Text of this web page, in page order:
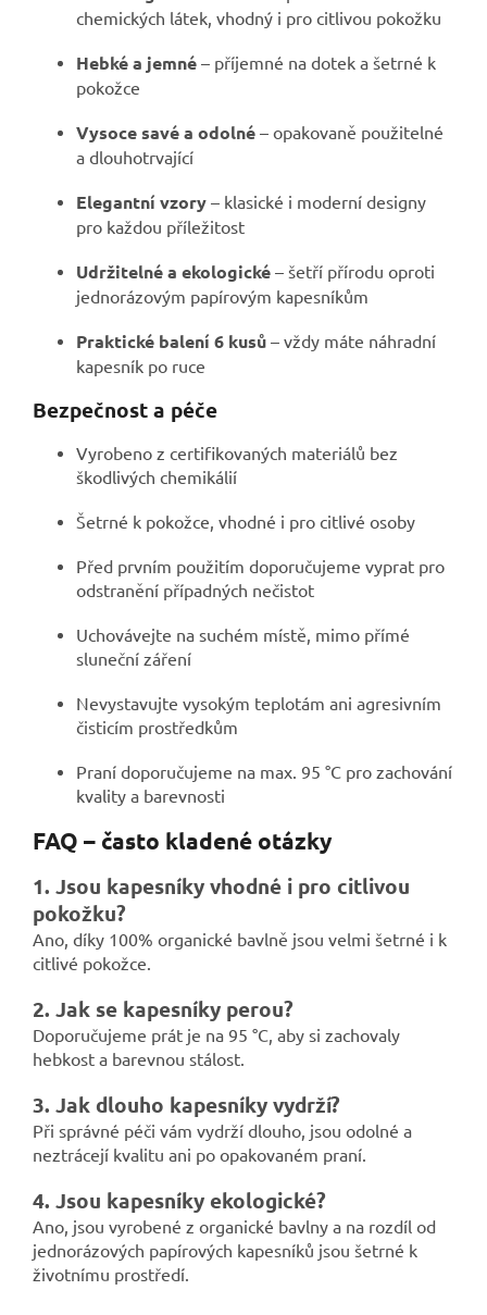
chemických látek, vhodný i pro citlivou pokožku
Hebké a jemné – příjemné na dotek a šetrné k
pokožce
Vysoce savé a odolné – opakovaně použitelné
a dlouhotrvající
Elegantní vzory – klasické i moderní designy
pro každou příležitost
Udržitelné a ekologické – šetří přírodu oproti
jednorázovým papírovým kapesníkům
Praktické balení 6 kusů – vždy máte náhradní
kapesník po ruce
Bezpečnost a péče
Vyrobeno z certifikovaných materiálů bez
škodlivých chemikálií
Šetrné k pokožce, vhodné i pro citlivé osoby
Před prvním použitím doporučujeme vyprat pro
odstranění případných nečistot
Uchovávejte na suchém místě, mimo přímé
sluneční záření
Nevystavujte vysokým teplotám ani agresivním
čisticím prostředkům
Praní doporučujeme na max. 95 °C pro zachování
kvality a barevnosti
FAQ – často kladené otázky
1. Jsou kapesníky vhodné i pro citlivou
pokožku?
Ano, díky 100% organické bavlně jsou velmi šetrné i k
citlivé pokožce.
2. Jak se kapesníky perou?
Doporučujeme prát je na 95 °C, aby si zachovaly
hebkost a barevnou stálost.
3. Jak dlouho kapesníky vydrží?
Při správné péči vám vydrží dlouho, jsou odolné a
neztrácejí kvalitu ani po opakovaném praní.
4. Jsou kapesníky ekologické?
Ano, jsou vyrobené z organické bavlny a na rozdíl od
jednorázových papírových kapesníků jsou šetrné k
životnímu prostředí.